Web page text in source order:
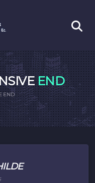
END
END